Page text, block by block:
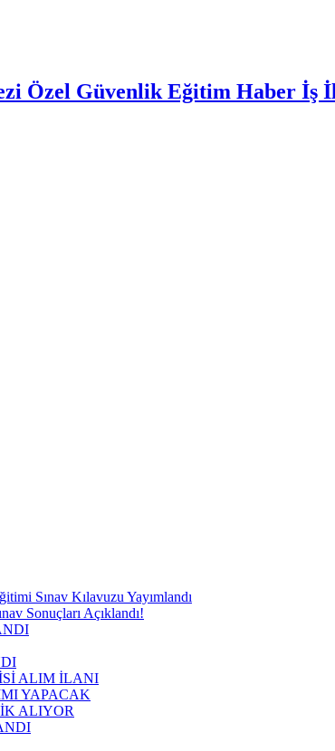
Özel Güvenlik Eğitim Haber İş
Sınav Kılavuzu Yayımlandı
Sonuçları Açıklandı!
ALIM İLANI
YAPACAK
ALIYOR